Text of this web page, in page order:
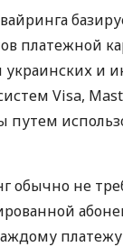
платежной
украинских и
Visa,
путем
обычно не
платежу